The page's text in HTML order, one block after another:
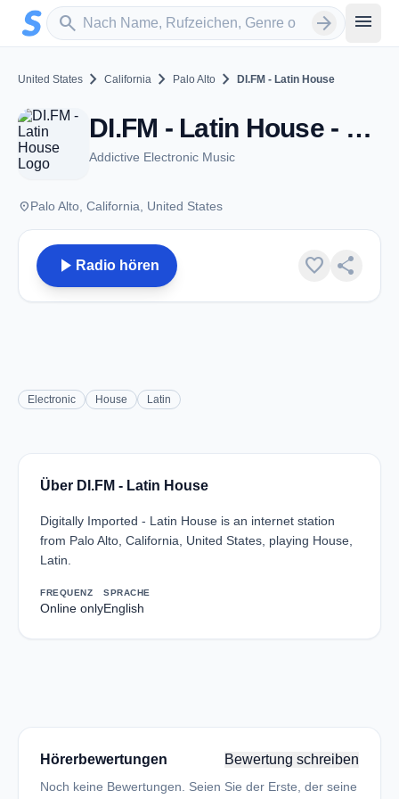
Zum Hauptinhalt springen
search
Sender suchen arrow_forward menu
United States chevron_right California chevron_right Palo Alto chevron_right DI.FM - Latin House
DI.FM - Latin House - Palo Alto, CA
Addictive Electronic Music
placePalo Alto, California, United States
play_arrow Radio hören favorite share
Electronic House Latin
Über DI.FM - Latin House
Digitally Imported - Latin House is an internet station
from Palo Alto, California, United States, playing House,
Latin.
FREQUENZ
Online only
SPRACHE
English
Hörerbewertungen Bewertung schreiben
Noch keine Bewertungen. Seien Sie der Erste, der seine